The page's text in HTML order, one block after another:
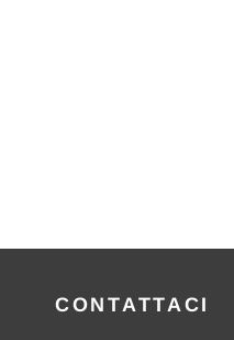
CONTATTACI